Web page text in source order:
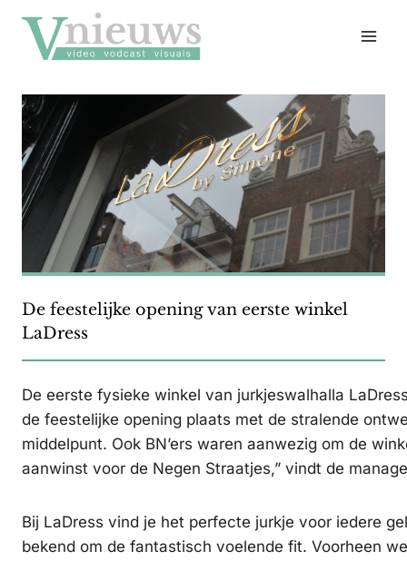
naar
inhoud
De feestelijke opening van eerste winkel
LaDress
De eerste fysieke winkel van jurkjeswalhalla
de feestelijke opening plaats met de stralende
middelpunt. Ook BN’ers waren aanwezig om de
aanwinst voor de Negen Straatjes,” vindt de
Bij LaDress vind je het perfecte jurkje voor iedere
bekend om de fantastisch voelende fit. Voorheen